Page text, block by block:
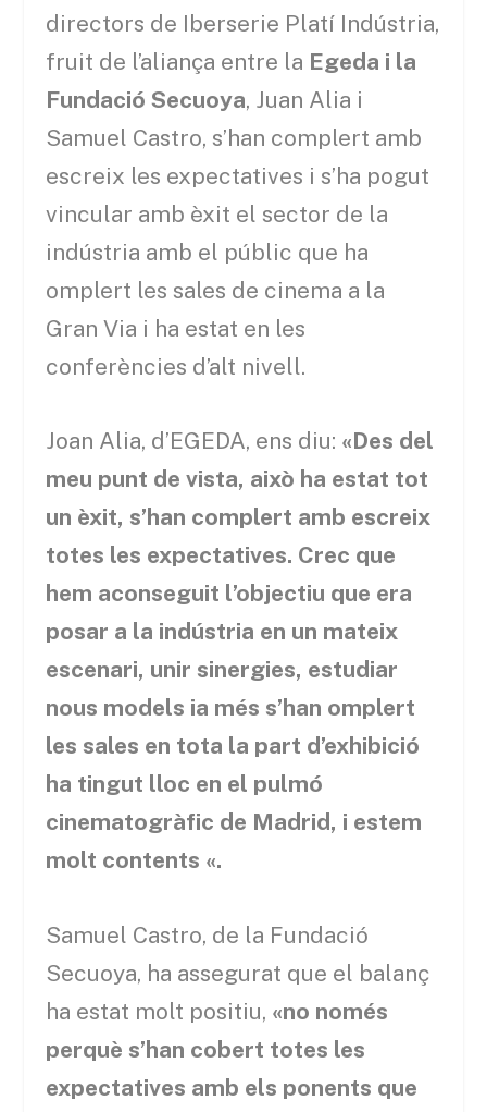
directors de Iberserie Platí Indústria,
fruit de l’aliança entre la Egeda i la
Fundació Secuoya, Juan Alia i
Samuel Castro, s’han complert amb
escreix les expectatives i s’ha pogut
vincular amb èxit el sector de la
indústria amb el públic que ha
omplert les sales de cinema a la
Gran Via i ha estat en les
conferències d’alt nivell.
Joan Alia, d’EGEDA, ens diu: «Des del
meu punt de vista, això ha estat tot
un èxit, s’han complert amb escreix
totes les expectatives. Crec que
hem aconseguit l’objectiu que era
posar a la indústria en un mateix
escenari, unir sinergies, estudiar
nous models ia més s’han omplert
les sales en tota la part d’exhibició
ha tingut lloc en el pulmó
cinematogràfic de Madrid, i estem
molt contents «.
Samuel Castro, de la Fundació
Secuoya, ha assegurat que el balanç
ha estat molt positiu, «no només
perquè s’han cobert totes les
expectatives amb els ponents que